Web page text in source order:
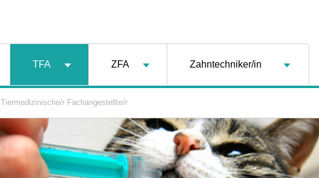
TFA ZFA Zahntechniker/in
Tiermedizinische/r Fachangestellte/r